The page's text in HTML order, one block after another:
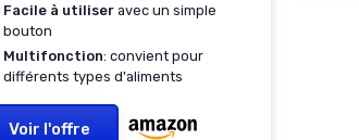
Facile à utiliser avec un simple
bouton
Multifonction: convient pour
différents types d'aliments
Voir l'offre